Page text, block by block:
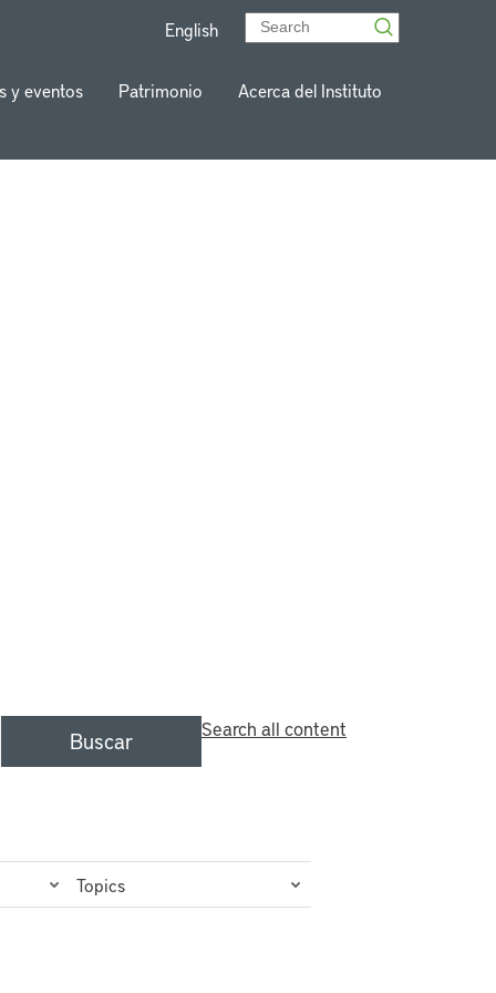
English
y eventos Patrimonio Acerca del Instituto
Buscar Search all content
Topics